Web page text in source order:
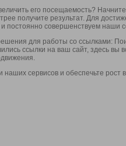
его посещаемость?
получите результат. Для
постоянно совершенствуем наши
для работы со ссылками:
ссылки на ваш сайт, здесь
наших сервисов и обеспечьте рост